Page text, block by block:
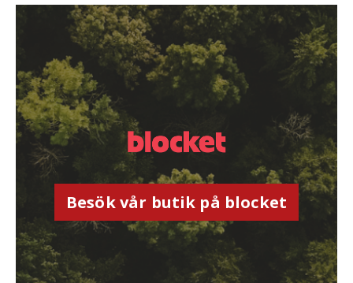
Besök vår butik på blocket